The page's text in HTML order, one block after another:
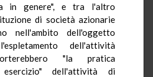
in genere", e tra l'altro
di società azionarie
nell'ambito dell'oggetto
dell'attività
"la pratica
dell'attività di